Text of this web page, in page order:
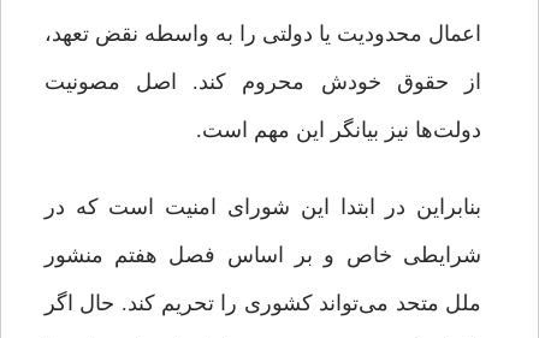
اعمال محدودیت یا دولتی را به واسطه نقض تعهد،
از حقوق خودش محروم کند. اصل مصونیت
دولت‌ها نیز بیانگر این مهم است.
بنابراین در ابتدا این شورای امنیت است که در
شرایطی خاص و بر اساس فصل هفتم منشور
ملل متحد می‌تواند کشوری را تحریم کند. حال اگر